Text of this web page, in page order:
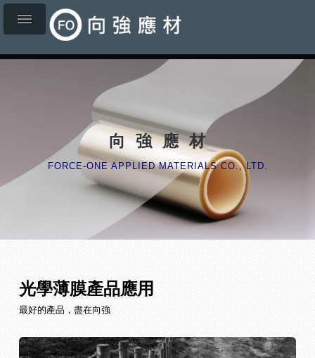
向 強 應 材
FORCE-ONE APPLIED MATERIALS CO., LTD.
光學薄膜產品應用
最好的產品，盡在向強